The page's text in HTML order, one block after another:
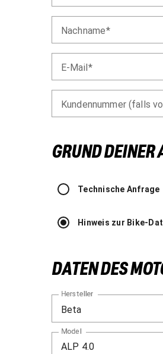
Nachname
E-Mail
Kundennummer (falls
GRUND DEINER
Technische Anfrage
Hinweis zur Bike-
DATEN DES
Hersteller
Model